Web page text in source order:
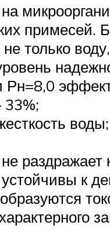
только
33%;
воды;
раздражает
к